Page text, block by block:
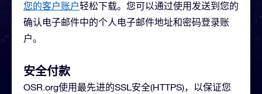
您的客户账户轻松下载。您可以通过使用发送到您的
确认电子邮件中的个人电子邮件地址和密码登录账
户。
安全付款
OSR.org使用最先进的SSL安全(HTTPS)，以保证您